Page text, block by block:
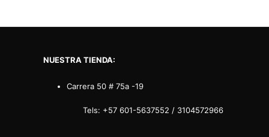
NUESTRA TIENDA:
Carrera 50 # 75a -19
Tels: +57 601-5637552 / 3104572966